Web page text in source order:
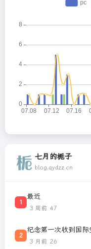
七月的栀子
blog.qydzz.cn
1
最近
3 周前 47
2
纪念第一次收到国
3 月前 26